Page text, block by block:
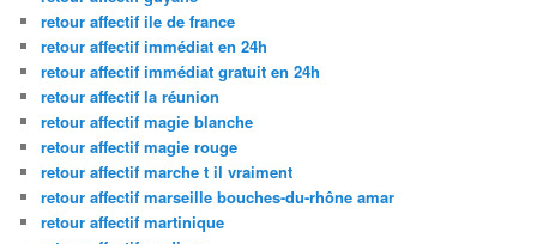
retour affectif ile de france
retour affectif immédiat en 24h
retour affectif immédiat gratuit en 24h
retour affectif la réunion
retour affectif magie blanche
retour affectif magie rouge
retour affectif marche t il vraiment
retour affectif marseille bouches-du-rhône amar
retour affectif martinique